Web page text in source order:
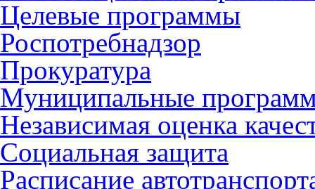
Целевые программы
Роспотребнадзор
Прокуратура
Муниципальные
Независимая оценка
Социальная защита
Расписание